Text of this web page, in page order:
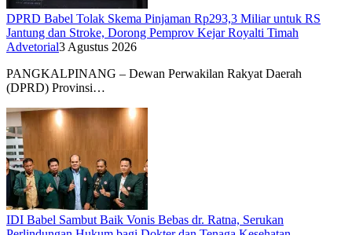
DPRD Babel Tolak Skema Pinjaman Rp293,3 Miliar untuk RS
Jantung dan Stroke, Dorong Pemprov Kejar Royalti Timah
Advetorial3 Agustus 2026
PANGKALPINANG – Dewan Perwakilan Rakyat Daerah
(DPRD) Provinsi…
IDI Babel Sambut Baik Vonis Bebas dr. Ratna, Serukan